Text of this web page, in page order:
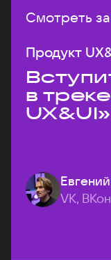
Смотреть
Продукт
в
UX&UI»
VK,